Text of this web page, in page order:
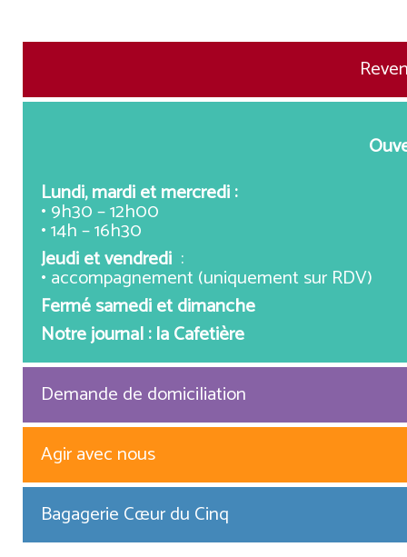
Lundi, mardi et mercredi :
• 9h30 – 12h00
• 14h – 16h30
Jeudi et vendredi :
• accompagnement (uniquement sur RDV)
Fermé samedi et dimanche
Notre journal : la Cafetière
Demande de domiciliation
Agir avec nous
Bagagerie Cœur du Cinq